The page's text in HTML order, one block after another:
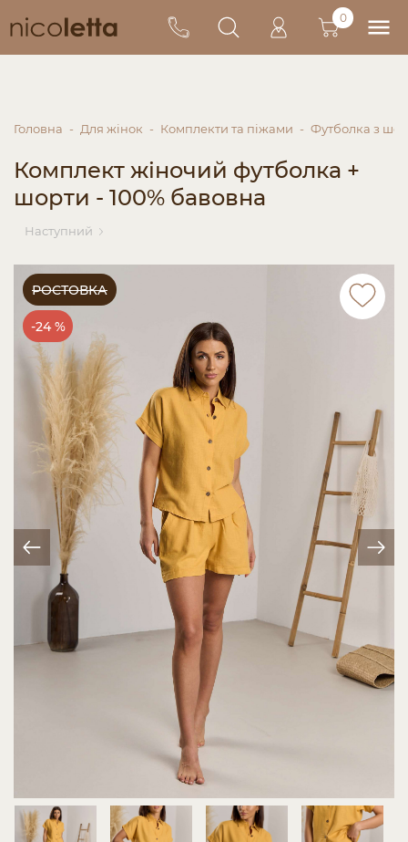
0
Головна Для жінок Комплекти та піжами Футболка з
Комплект жіночий футболка +
шорти - 100% бавовна
Наступний
РОСТОВКА
-24 %